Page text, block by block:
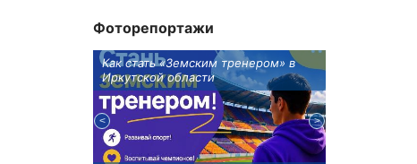
Фоторепортажи
Как стать «Земским тренером» в
Иркутской области